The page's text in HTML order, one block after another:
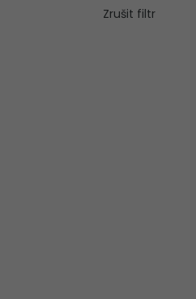
Zrušit filtr